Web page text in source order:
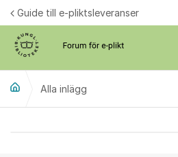
Hoppa till innehåll
Guide till e-pliktsleveranser
Alla inlägg